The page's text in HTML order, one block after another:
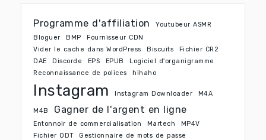
Programme d'affiliation
Youtubeur ASMR
Bloguer
BMP
Fournisseur CDN
Vider le cache dans WordPress
Biscuits
Fichier CR2
DAE
Discorde EPS EPUB
Logiciel d'organigramme
Reconnaissance de polices
hihaho
Instagram Instagram Downloader M4A
M4B Gagner de l'argent en ligne
Entonnoir de commercialisation Martech
MP4V
Fichier ODT
Gestionnaire de mots de passe